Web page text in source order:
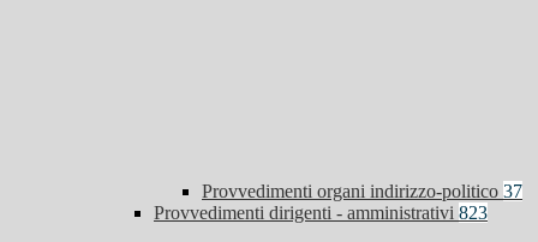
Provvedimenti organi indirizzo-politico 37
Provvedimenti dirigenti - amministrativi 823